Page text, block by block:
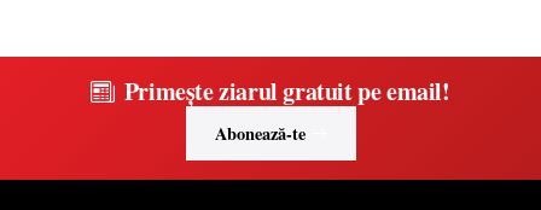
Primește ziarul gratuit pe email!
Abonează-te